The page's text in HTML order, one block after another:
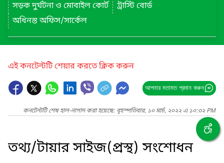
সড়ক দুর্ঘটনা ও মোবাইল কোর্ট
ট্রাস্টি বোর্ড
অধিনস্ত অফিস/সার্কেল
এই কনটেন্টটি শেয়ার করতে ক্লিক করুন
আপনার মতামত প্রদান করুন
কনটেন্টটি শেষ হাল-নাগাদ করা হয়েছে: বৃহস্পতিবার, ১০ মার্চ, ২০২২ এ ১০:৩২ PM
তথ্য/টায়ার সাইজ(প্রস্থ) সংশোধন